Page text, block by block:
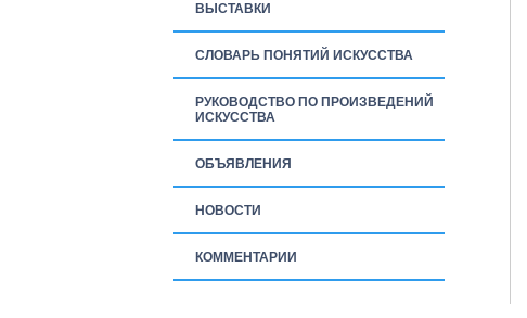
ВЫСТАВКИ
СЛОВАРЬ ПОНЯТИЙ ИСКУССТВА
РУКОВОДСТВО ПО ПРОИЗВЕДЕНИЙ
ИСКУССТВА
ОБЪЯВЛЕНИЯ
НОВОСТИ
КОММЕНТАРИИ